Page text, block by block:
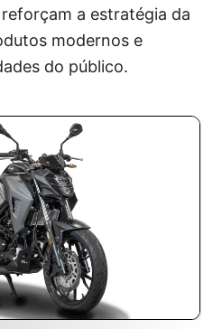
a estratégia da
modernos e
do público.